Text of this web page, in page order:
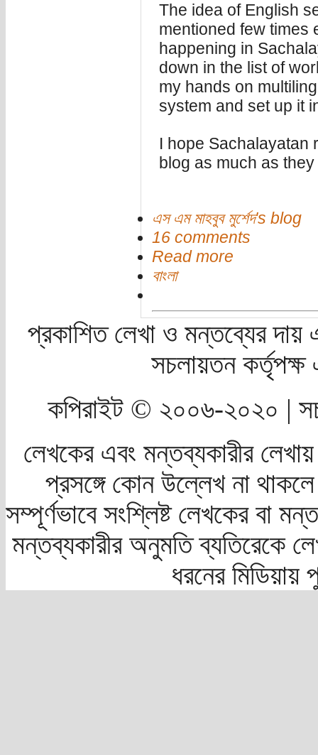
The idea of English
mentioned few times
happening in
down in the list of
my hands on
system and set up it
I hope Sachalayatan
blog as much as
এস এম মাহবুব মুর্শেদ's blog
16 comments
Read more
বাংলা
প্রকাশিত লেখা ও মন্তব্যের দায়
সচলায়তন
কপিরাইট © ২০০৬-২০২০ |
লেখকের এবং মন্তব্যকারীর
প্রসঙ্গে কোন উল্লেখ না
সম্পূর্ণভাবে সংশ্লিষ্ট লেখকের বা
মন্তব্যকারীর অনুমতি ব্যতিরেকে
ধরনের মিডিয়ায়